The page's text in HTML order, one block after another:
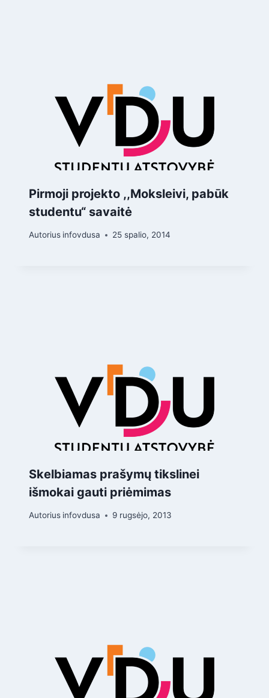
Pirmoji projekto ,,Moksleivi, pabūk
studentu“ savaitė
Autorius infovdusa 25 spalio, 2014
Skelbiamas prašymų tikslinei
išmokai gauti priėmimas
Autorius infovdusa 9 rugsėjo, 2013